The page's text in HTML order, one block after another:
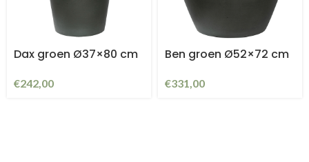
Dax groen Ø37×80 cm
€242,00
Ben groen Ø52×72 cm
€331,00